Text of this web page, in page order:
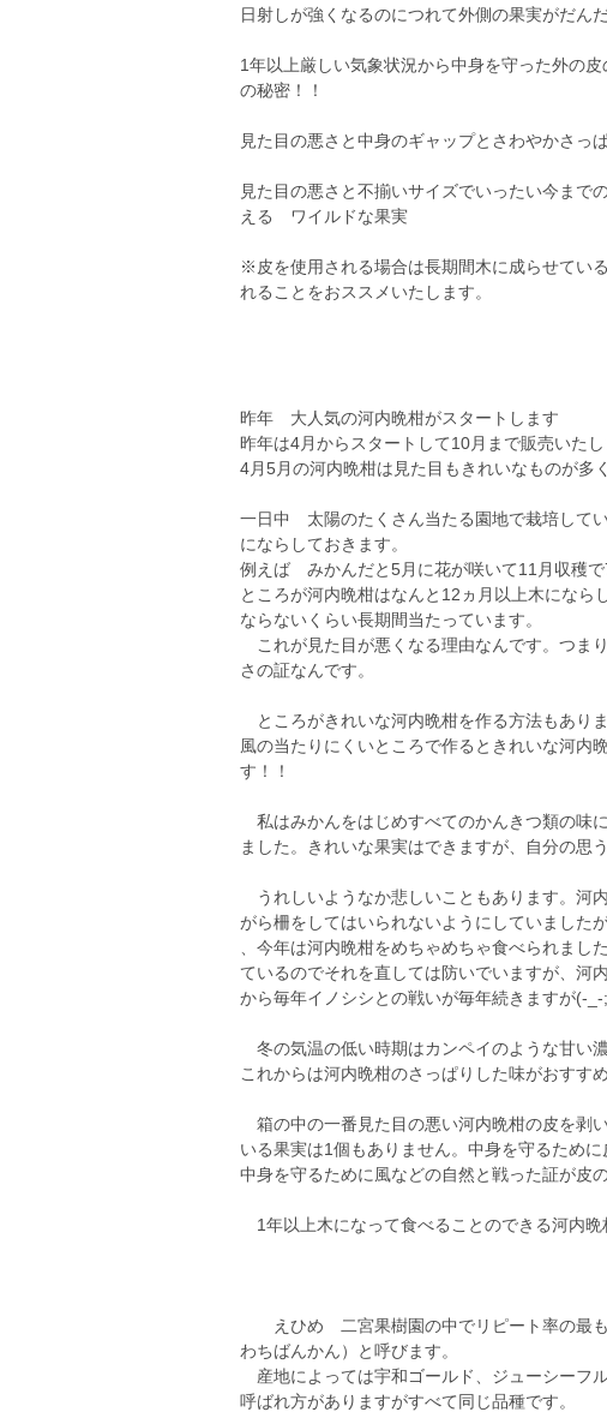
日射しが強くなるのにつれて外側の果実がだん
1年以上厳しい気象状況から中身を守った外の
の秘密！！
見た目の悪さと中身のギャップとさわやかさっ
見た目の悪さと不揃いサイズでいったい今まで
える ワイルドな果実
※皮を使用される場合は長期間木に成らせてい
れることをおススメいたします。
昨年 大人気の河内晩柑がスタートします
昨年は4月からスタートして10月まで販売いたし
4月5月の河内晩柑は見た目もきれいなものが多
一日中 太陽のたくさん当たる園地で栽培して
にならしておきます。
例えば みかんだと5月に花が咲いて11月収穫
ところが河内晩柑はなんと12ヵ月以上木になら
ならないくらい長期間当たっています。
これが見た目が悪くなる理由なんです。つま
さの証なんです。
ところがきれいな河内晩柑を作る方法もあり
風の当たりにくいところで作るときれいな河内
す！！
私はみかんをはじめすべてのかんきつ類の味
ました。きれいな果実はできますが、自分の思
うれしいようなか悲しいこともあります。河
がら柵をしてはいられないようにしていました
、今年は河内晩柑をめちゃめちゃ食べられま
ているのでそれを直しては防いでいますが、河
から毎年イノシシとの戦いが毎年続きますが(-_-
冬の気温の低い時期はカンペイのような甘い
これからは河内晩柑のさっぱりした味がおすす
箱の中の一番見た目の悪い河内晩柑の皮を剥
いる果実は1個もありません。中身を守るため
中身を守るために風などの自然と戦った証が皮
1年以上木になって食べることのできる河内
えひめ 二宮果樹園の中でリピート率の最
わちばんかん）と呼びます。
産地によっては宇和ゴールド、ジューシーフ
呼ばれ方がありますがすべて同じ品種です。